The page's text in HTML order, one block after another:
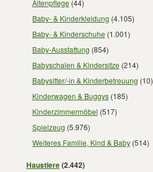
Altenpflege (44)
Baby- & Kinderkleidung (4.105)
Baby- & Kinderschuhe (1.001)
Baby-Ausstattung (854)
Babyschalen & Kindersitze (214)
Babysitter/-in & Kinderbetreuung (10)
Kinderwagen & Buggys(185)
Kinderzimmermöbel (517)
Spielzeug (5.976)
Weiteres Familie, Kind & Baby(514)
Haustiere(2.442)